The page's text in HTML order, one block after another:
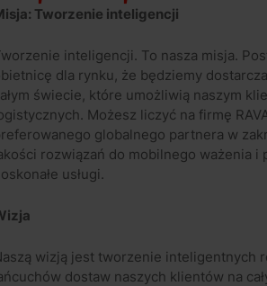
Tworzenie inteligencji
inteligencji. To nasza misja.
dla rynku, że będziemy
świecie, które umożliwią naszym
Możesz liczyć na firmę
globalnego partnera w
rozwiązań do mobilnego ważenia i
usługi.
wizją jest tworzenie inteligentnych
dostaw naszych klientów na